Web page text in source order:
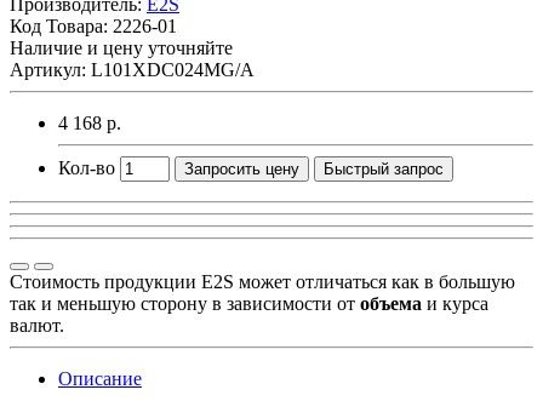
Производитель: E2S
Код Товара: 2226-01
Наличие и цену уточняйте
Артикул: L101XDC024MG/A
4 168 р.
Кол-во Запросить цену Быстрый запрос
Стоимость продукции E2S может отличаться как в большую
так и меньшую сторону в зависимости от объема и курса
валют.
Описание